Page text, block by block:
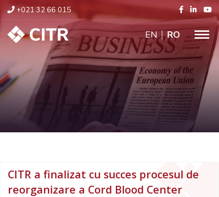
+021 32 66 015
ENGLISH
RO
CITR a finalizat cu succes procesul de
reorganizare a Cord Blood Center